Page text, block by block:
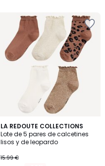
LA REDOUTE COLLECTIONS
Lote de 5 pares de calcetines
lisos y de leopardo
15.99 €
4,4
/ 5